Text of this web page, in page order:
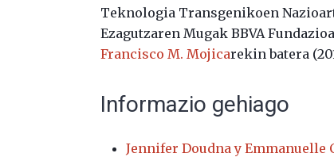
Teknologia Transgenikoen
Ezagutzaren Mugak BBVA
Francisco M. Mojicarekin batera
Informazio gehiago
Jennifer Doudna y